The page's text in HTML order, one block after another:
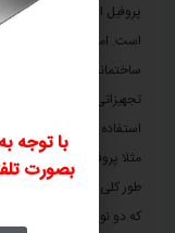
پروفیل از نظر لغتی، به
است. اما حتما این سوال
تجهیزاتی گفته می‌شود، که
استفاده می‌شود.
مثلا پروفیل آلومینیومی،
طور کلی در صنعت ساخت و
که دو نوع پروفیل باز و بسته
با توجه
بصورت